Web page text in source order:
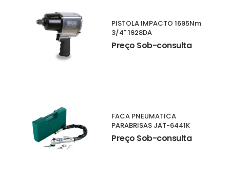
PISTOLA IMPACTO 1695Nm
3/4" 1928DA
Preço Sob-consulta
FACA PNEUMATICA
PARABRISAS JAT-6441K
Preço Sob-consulta